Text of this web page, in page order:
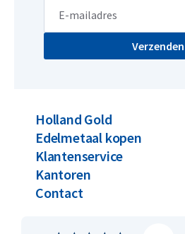
Verzenden
Holland Gold
Edelmetaal kopen
Klantenservice
Kantoren
Contact